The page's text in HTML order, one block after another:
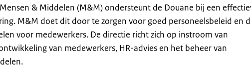
& Middelen (M&M) ondersteunt de Douane bij een
M&M doet dit door te zorgen voor goed personeelsbeleid en
voor medewerkers. De directie richt zich op instroom van
van medewerkers, HR-advies en het beheer van